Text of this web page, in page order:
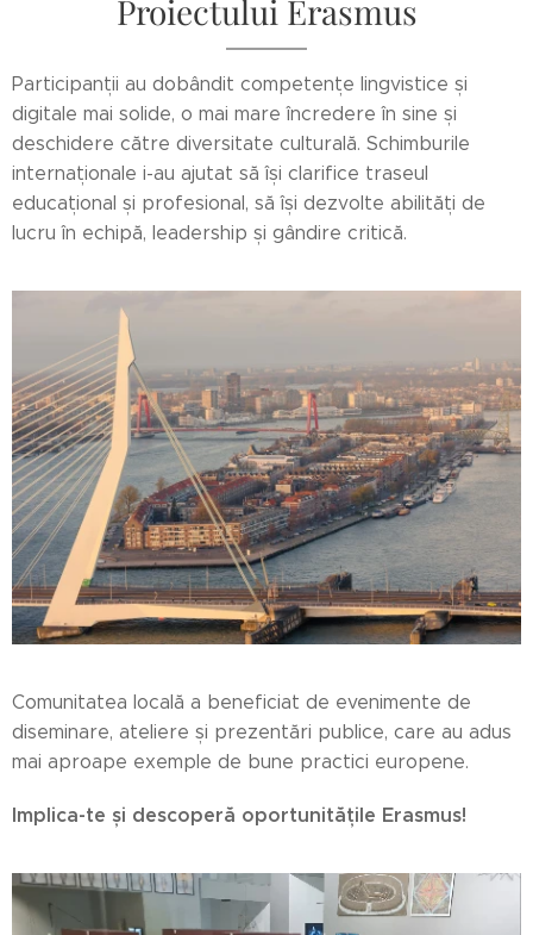
Proiectului Erasmus
Participanții au dobândit competențe lingvistice și
digitale mai solide, o mai mare încredere în sine și
deschidere către diversitate culturală. Schimburile
internaționale i-au ajutat să își clarifice traseul
educațional și profesional, să își dezvolte abilități de
lucru în echipă, leadership și gândire critică.
Comunitatea locală a beneficiat de evenimente de
diseminare, ateliere și prezentări publice, care au adus
mai aproape exemple de bune practici europene.
Implica-te și descoperă oportunitățile Erasmus!